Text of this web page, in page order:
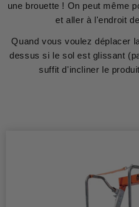
une brouette ! On peut même
et aller à l'endroit
Quand vous voulez déplacer
dessus si le sol est glissant
suffit d'incliner le